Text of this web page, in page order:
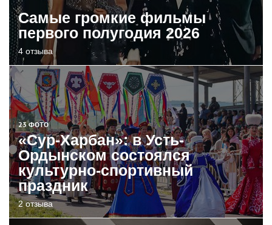
Самые громкие фильмы
первого полугодия 2026
4 отзыва
23 ФОТО
«Сур-Харбан»: в Усть-
Ордынском состоялся
культурно-спортивный
праздник
2 отзыва